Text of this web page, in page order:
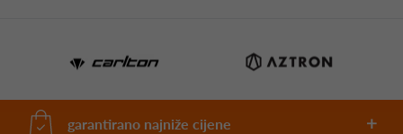
garantirano najniže cijene